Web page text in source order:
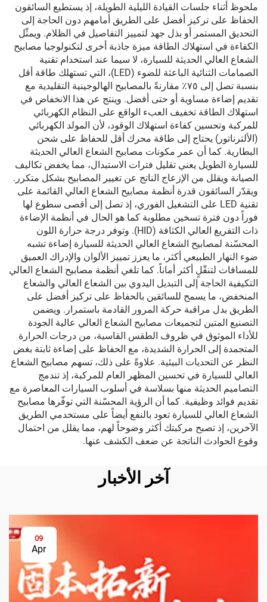
ملحوظ أثناء جلسات القيادة الليلية الطويلة، إذ يستطيع السائقون
الحفاظ على تركيز أفضل على الطريق أمامهم دون الحاجة إلى
التحديق المستمر أو بذل جهد لتمييز التفاصيل في الظلام. ويمثّل
الكفاءة في استهلاك الطاقة ميزة جاذبة أخرى لتكنولوجيا مصابيح
الشعاع العالي الحديثة للسيارة، لا سيما عند استخدام تقنية
الصمامات الثنائية الباعثة للضوء (LED)، التي تستهلك طاقة أقل
بنسبة تصل إلى ٧٥٪ مقارنةً بالمصابيح الهالوجينية التقليدية مع
تقديم إضاءة مساوية أو حتى أفضل. وينتج عن هذا الانخفاض في
استهلاك الطاقة تخفيف العبء الواقع على النظام الكهربائي
للمركبة وتحسين كفاءة استهلاك الوقود، لأن المولد الكهربائي
(الألترناتور) يحتاج إلى طاقة محرك أقل للحفاظ على شحن
البطارية. كما أن عمر مكونات مصابيح الشعاع العالي الحديثة
للسيارة الطويل يعني تقليل فترات الاستبدال، مما يخفض تكاليف
الصيانة ويقلل من الإزعاج الناتج عن تغيير المصابيح بشكل متكرر.
ويقدّر السائقون قدرة أنظمة مصابيح الشعاع العالي القائمة على
تقنية LED على التشغيل الفوري، إذ تصل إلى أقصى سطوع لها
فوراً دون فترة تسخين مطلوبة كما هو الحال في أنظمة الإضاءة
ذات التفريغ العالي الكثافة (HID). وتوفر درجة حرارة اللون
المحسّنة لمصابيح الشعاع العالي الحديثة للسيارة إضاءة تشبه
ضوء النهار الطبيعي أكثر، ما يعزز تمييز الألوان والإدراك العميق
للمسافات لتنقّلٍ أكثر أماناً. كما تلغي أنظمة مصابيح الشعاع العالي
التكيفية الحاجة إلى التبديل اليدوي بين الشعاع العالي والشعاع
المنخفض، ما يسمح للسائقين بالحفاظ على تركيز أفضل على
الطريق بدل مراقبة حركة المرور القادمة باستمرار. ويضمن
التصنيع المتين لتجميعات مصابيح الشعاع العالي عالية الجودة
للأداء الموثوق في ظروف الطقس القاسية، من درجات الحرارة
المتجمدة إلى الحرارة الشديدة، مع الحفاظ على إضاءة ثابتة بغض
النظر عن التحديات البيئية. علاوةً على ذلك، تسهم مصابيح الشعاع
العالي للسيارة في تحسين المظهر العام للمركبة، إذ تندمج
التصاميم الحديثة منها بسلاسة في أسلوب السيارات المعاصرة مع
تقديم فوائد وظيفية. كما أن الرؤية المحسّنة التي توفّرها مصابيح
الشعاع العالي للسيارة تعود بالنفع أيضاً على مستخدمي الطريق
الآخرين، إذ تصبح مركبتك أكثر وضوحاً لهم، مما يقلل من احتمال
وقوع الحوادث الناتجة عن ضعف الكشف عنها.
آخر الأخبار
09
Apr